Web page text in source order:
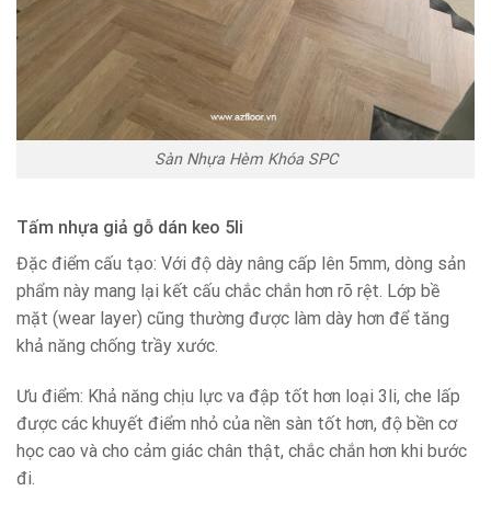
Sàn Nhựa Hèm Khóa SPC
Tấm nhựa giả gỗ dán keo 5li
Đặc điểm cấu tạo: Với độ dày nâng cấp lên 5mm, dòng sản
phẩm này mang lại kết cấu chắc chắn hơn rõ rệt. Lớp bề
mặt (wear layer) cũng thường được làm dày hơn để tăng
khả năng chống trầy xước.
Ưu điểm: Khả năng chịu lực va đập tốt hơn loại 3li, che lấp
được các khuyết điểm nhỏ của nền sàn tốt hơn, độ bền cơ
học cao và cho cảm giác chân thật, chắc chắn hơn khi bước
đi.